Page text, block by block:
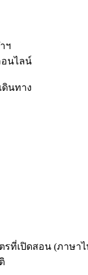
ฯ
นไลน์
ดินทาง
รที่เปิดสอน (ภาษาไ